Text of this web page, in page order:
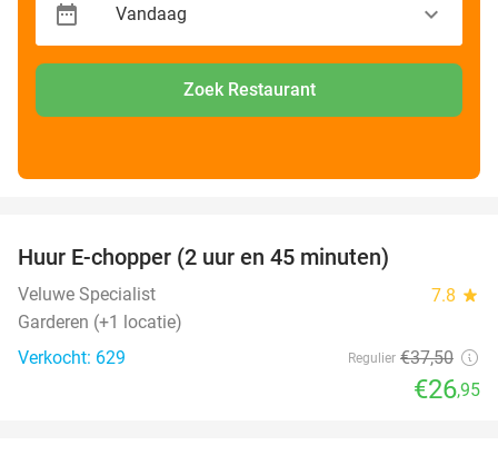
Zoek Restaurant
Huur E-chopper (2 uur en 45 minuten)
Veluwe Specialist 7.8 star
Garderen (+1 locatie)
Verkocht: 629
Regulier €37,50
€26,95